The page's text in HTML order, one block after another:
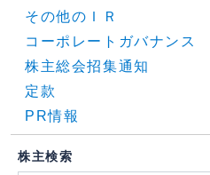
その他のＩＲ
コーポレートガバナンス
株主総会招集通知
定款
PR情報
株主検索